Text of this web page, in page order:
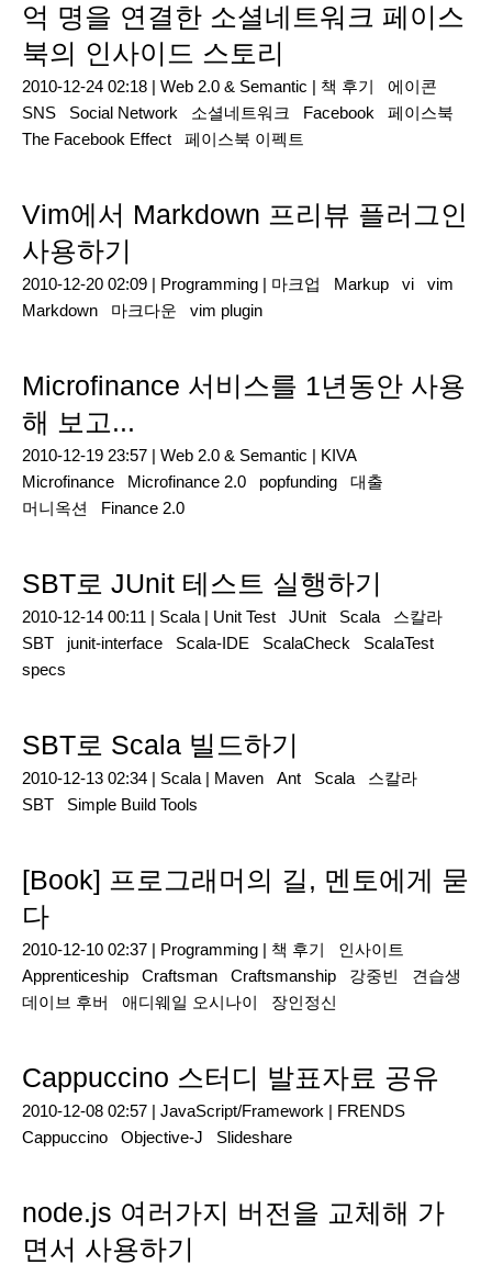
억 명을 연결한 소셜네트워크 페이스
북의 인사이드 스토리
2010-12-24 02:18 | Web 2.0 & Semantic | 책 후기
에이콘
SNS
Social Network 소셜네트워크 Facebook
페이스북
The Facebook Effect
페이스북 이펙트
Vim에서 Markdown 프리뷰 플러그인
사용하기
2010-12-20 02:09 | Programming | 마크업 Markup vi
vim
Markdown
마크다운 vim plugin
Microfinance 서비스를 1년동안 사용
해 보고...
2010-12-19 23:57 | Web 2.0 & Semantic | KIVA
Microfinance
Microfinance 2.0 popfunding
대출
머니옥션
Finance 2.0
SBT로 JUnit 테스트 실행하기
2010-12-14 00:11 | Scala | Unit Test JUnit Scala
스칼라
SBT
junit-interface Scala-IDE ScalaCheck
ScalaTest
specs
SBT로 Scala 빌드하기
2010-12-13 02:34 | Scala | Maven Ant Scala
스칼라
SBT
Simple Build Tools
[Book] 프로그래머의 길, 멘토에게 묻
다
2010-12-10 02:37 | Programming | 책 후기
인사이트
Apprenticeship
Craftsman Craftsmanship 강중빈
견습생
데이브 후버
애디웨일 오시나이 장인정신
Cappuccino 스터디 발표자료 공유
2010-12-08 02:57 | JavaScript/Framework | FRENDS
Cappuccino
Objective-J Slideshare
node.js 여러가지 버전을 교체해 가
면서 사용하기